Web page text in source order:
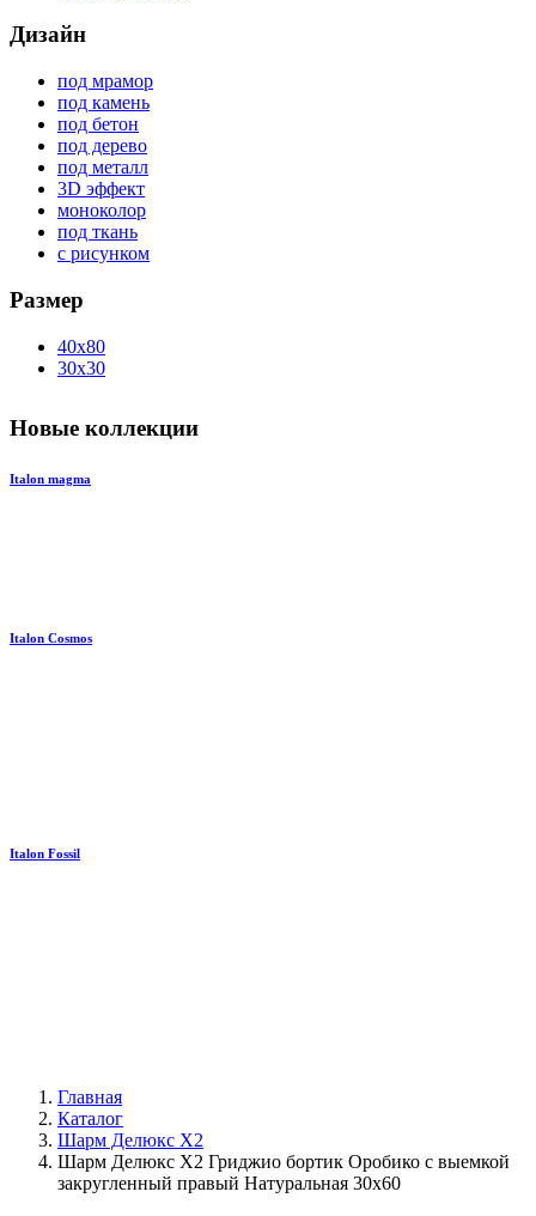
Дизайн
под мрамор
под камень
под бетон
под дерево
под металл
3D эффект
моноколор
под ткань
с рисунком
Размер
40x80
30x30
Новые коллекции
Italon magma
Italon Cosmos
Italon Fossil
Главная
Каталог
Шарм Делюкс Х2
Шарм Делюкс Х2 Гриджио бортик Оробико с выемкой
закругленный правый Натуральная 30x60